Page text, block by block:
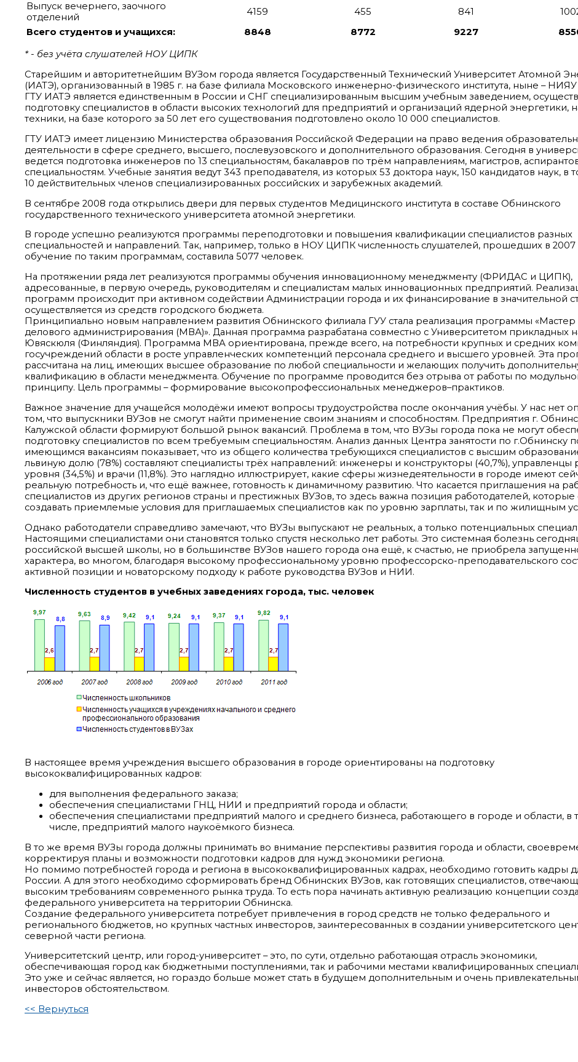
Выпуск вечернего, заочного
отделений
4159 455 841
Всего студентов и учащихся:
8848 8772 9227
* - без учёта слушателей НОУ ЦИПК
Старейшим и авторитетнейшим ВУЗом города является Государственный Технический Университет Атомной
(ИАТЭ), организованный в 1985 г. на базе филиала Московского инженерно-физического института, ныне –
ГТУ ИАТЭ является единственным в России и СНГ специализированным высшим учебным заведением,
подготовку специалистов в области высоких технологий для предприятий и организаций ядерной энергетики,
техники, на базе которого за 50 лет его существования подготовлено около 10 000 специалистов.
ГТУ ИАТЭ имеет лицензию Министерства образования Российской Федерации на право ведения
деятельности в сфере среднего, высшего, послевузовского и дополнительного образования. Сегодня в
ведется подготовка инженеров по 13 специальностям, бакалавров по трём направлениям, магистров,
специальностям. Учебные занятия ведут 343 преподавателя, из которых 53 доктора наук, 150 кандидатов наук, в
10 действительных членов специализированных российских и зарубежных академий.
В сентябре 2008 года открылись двери для первых студентов Медицинского института в составе Обнинского
государственного технического университета атомной энергетики.
В городе успешно реализуются программы переподготовки и повышения квалификации специалистов разных
специальностей и направлений. Так, например, только в НОУ ЦИПК численность слушателей, прошедших в 2007
обучение по таким программам, составила 5077 человек.
На протяжении ряда лет реализуются программы обучения инновационному менеджменту (ФРИДАС и ЦИПК),
адресованные, в первую очередь, руководителям и специалистам малых инновационных предприятий.
программ происходит при активном содействии Администрации города и их финансирование в значительной
осуществляется из средств городского бюджета.
Принципиально новым направлением развития Обнинского филиала ГУУ стала реализация программы «Мастер
делового администрирования (МВА)». Данная программа разрабатана совместно с Университетом прикладных
Ювяскюля (Финляндия). Программа МВА ориентирована, прежде всего, на потребности крупных и средних
госучреждений области в росте управленческих компетенций персонала среднего и высшего уровней. Эта
рассчитана на лиц, имеющих высшее образование по любой специальности и желающих получить
квалификацию в области менеджмента. Обучение по программе проводится без отрыва от работы по
принципу. Цель программы – формирование высокопрофессиональных менеджеров–практиков.
Важное значение для учащейся молодёжи имеют вопросы трудоустройства после окончания учёбы. У нас нет
том, что выпускники ВУЗов не смогут найти применение своим знаниям и способностям. Предприятия г.
Калужской области формируют большой рынок вакансий. Проблема в том, что ВУЗы города пока не могут
подготовку специалистов по всем требуемым специальностям. Анализ данных Центра занятости по г.Обнинску
имеющимся вакансиям показывает, что из общего количества требующихся специалистов с высшим
львиную долю (78%) составляют специалисты трёх направлений: инженеры и конструкторы (40,7%), управленцы
уровня (34,5%) и врачи (11,8%). Это наглядно иллюстрирует, какие сферы жизнедеятельности в городе имеют
реальную потребность и, что ещё важнее, готовность к динамичному развитию. Что касается приглашения на
специалистов из других регионов страны и престижных ВУЗов, то здесь важна позиция работодателей, которые
создавать приемлемые условия для приглашаемых специалистов как по уровню зарплаты, так и по жилищным
Однако работодатели справедливо замечают, что ВУЗы выпускают не реальных, а только потенциальных
Настоящими специалистами они становятся только спустя несколько лет работы. Это системная болезнь
российской высшей школы, но в большинстве ВУЗов нашего города она ещё, к счастью, не приобрела
характера, во многом, благодаря высокому профессиональному уровню профессорско-преподавательского
активной позиции и новаторскому подходу к работе руководства ВУЗов и НИИ.
Численность студентов в учебных заведениях города, тыс. человек
В настоящее время учреждения высшего образования в городе ориентированы на подготовку
высококвалифицированных кадров:
для выполнения федерального заказа;
обеспечения специалистами ГНЦ, НИИ и предприятий города и области;
обеспечения специалистами предприятий малого и среднего бизнеса, работающего в городе и области, в
числе, предприятий малого наукоёмкого бизнеса.
В то же время ВУЗы города должны принимать во внимание перспективы развития города и области,
корректируя планы и возможности подготовки кадров для нужд экономики региона.
Но помимо потребностей города и региона в высококвалифицированных кадрах, необходимо готовить кадры
России. А для этого необходимо сформировать бренд Обнинских ВУЗов, как готовящих специалистов,
высоким требованиям современного рынка труда. То есть пора начинать активную реализацию концепции
федерального университета на территории Обнинска.
Создание федерального университета потребует привлечения в город средств не только федерального и
регионального бюджетов, но крупных частных инвесторов, заинтересованных в создании университетского
северной части региона.
Университетский центр, или город-университет – это, по сути, отдельно работающая отрасль экономики,
обеспечивающая город как бюджетными поступлениями, так и рабочими местами квалифицированных
Это уже и сейчас является, но гораздо больше может стать в будущем дополнительным и очень
инвесторов обстоятельством.
<< Вернуться